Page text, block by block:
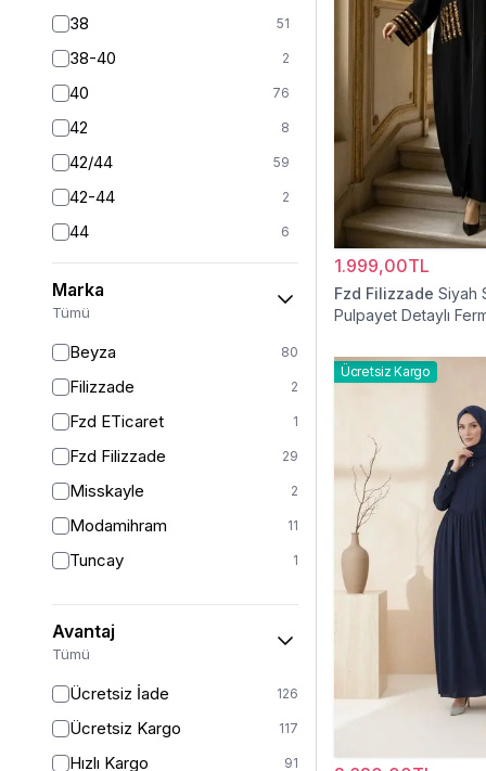
38 51
38-40 2
40 76
42 8
42/44 59
42-44 2
44 6
46 6
46-48 2
Marka
Tümü
Beyza 80
Filizzade 2
Fzd ETicaret 1
Fzd Filizzade 29
Misskayle 2
Modamihram 11
Tuncay 1
Avantaj
Tümü
Ücretsiz İade 126
Ücretsiz Kargo 117
Hızlı Kargo 91
1.999,00TL
Fzd Filizzade Siyah
Pulpayet Detaylı
Ücretsiz Kargo